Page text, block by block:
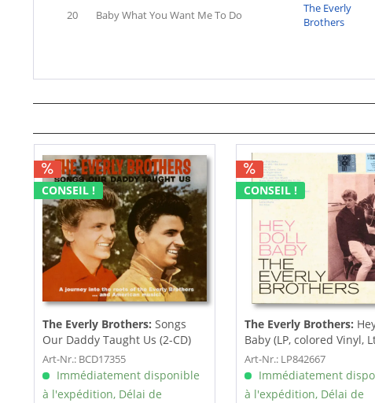
20 Baby What You Want Me To Do
The Everly
Brothers
CONSEIL !
The Everly Brothers: Songs
Our Daddy Taught Us (2-CD)
Art-Nr.: BCD17355
Immédiatement disponible
à l'expédition, Délai de
CONSEIL !
The Everly Brothers:
Baby (LP, colored Vinyl,
Art-Nr.: LP842667
Immédiatement
à l'expédition, Délai de